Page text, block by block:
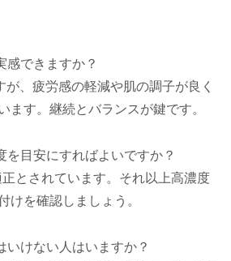
感できますか？
、疲労感の軽減や肌の調子が良く
ます。継続とバランスが鍵です。
を目安にすればよいですか？
とされています。それ以上高濃度
けを確認しましょう。
いけない人はいますか？